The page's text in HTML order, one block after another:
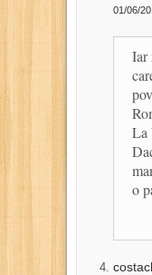
01/06/
Iar
La
o